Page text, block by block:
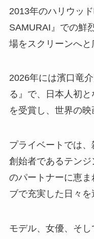
2013年のハリウッ
SAMURAI』での鮮
場をスクリーンへと
2026年には濱口竜
る』で、日本人初
を受賞し、世界の映
プライベートでは
創始者であるテン
のパートナーに恵
ブで充実した日々を
モデル、女優、そ